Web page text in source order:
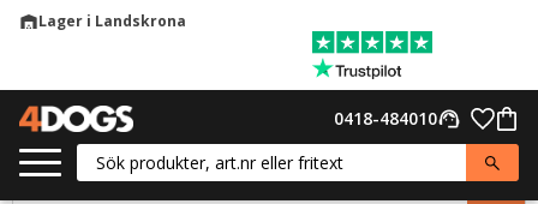
warehouseLager i Landskrona
support_agent
0418-484010